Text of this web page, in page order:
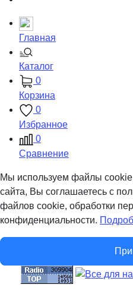
Главная
Каталог
0
Корзина
0
Избранное
0
Сравнение
Мы используем файлы
сайта, Вы соглашаетесь с
файлов cookie, обработки
конфиденциальности.